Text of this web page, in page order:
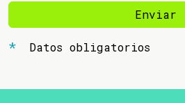
Enviar
Datos obligatorios